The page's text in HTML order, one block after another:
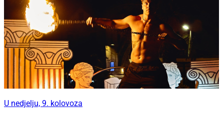
U nedjelju, 9. kolovoza